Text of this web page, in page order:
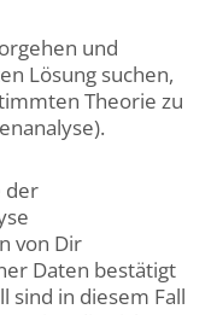
und
Lösung suchen,
Theorie zu
der
von Dir
Daten bestätigt
sind in diesem Fall